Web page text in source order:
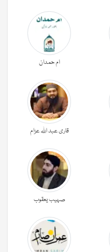
ام حمدان
قاری عبد اللہ عزام
صہیب یعقوب